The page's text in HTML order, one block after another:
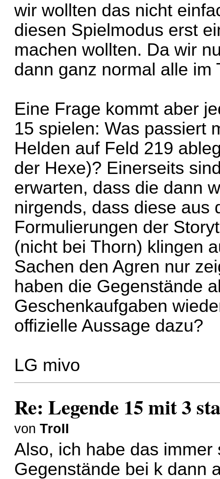
wir wollten das nicht
diesen Spielmodus erst
machen wollten. Da wir
dann ganz normal alle im
Eine Frage kommt aber
15 spielen: Was passiert
Helden auf Feld 219
der Hexe)? Einerseits
erwarten, dass die dann
nirgends, dass diese aus
Formulierungen der
(nicht bei Thorn) klingen
Sachen den Agren nur
haben die Gegenstände
Geschenkaufgaben
offizielle Aussage dazu?
LG mivo
Re: Legende 15 mit 3
vonTroII
Also, ich habe das
Gegenstände bei k dann